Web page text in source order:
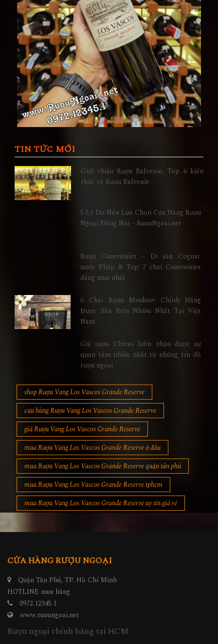
TIN TỨC MỚI
Giới thiệu Rượu Balvenie, Top 6 kiến
thức về Rượu Balvenie
5 Lý Do Nên Lựa Chọn Cửa Hàng Rượu
Ngoại Đồng Nai – RuouNgoai.net
Rượu Courvoisier – Di sản Cognac
nước Pháp & Top 7 chai Courvoisier
đáng mua nhất
6 Chai Rượu Meukow Chính Hãng
Được Săn Đón Nhiều Nhất Tại Việt
Nam
Giá rượu Chivas luôn nhận được sự
quan tâm nhiều nhất từ những tín đồ
rượu ngoại
shop Rượu Vang Los Vascos Grande Reserve
cửa hàng Rượu Vang Los Vascos Grande Reserve
giá Rượu Vang Los Vascos Grande Reserve
mua Rượu Vang Los Vascos Grande Reserve ở đâu
mua Rượu Vang Los Vascos Grande Reserve quận tân phú
mua Rượu Vang Los Vascos Grande Reserve tphcm
mua Rượu Vang Los Vascos Grande Reserve uy tín giá rẻ
CỬA HÀNG RƯỢU NGOẠI
Quận Tân Phú, TP. Hồ Chí Minh
HOTLINE mua hàng
0972.12345.1
www.ruoungoai.net
Rượu ngoại chính hãng tại HCM